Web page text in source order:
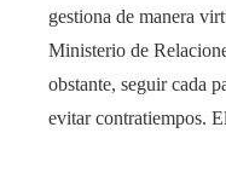
gestiona de manera
Ministerio de
obstante, seguir cada
evitar contratiempos.